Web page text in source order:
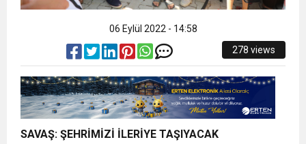
06 Eylül 2022 - 14:58
278 views
SAVAŞ: ŞEHRİMİZİ İLERİYE TAŞIYACAK